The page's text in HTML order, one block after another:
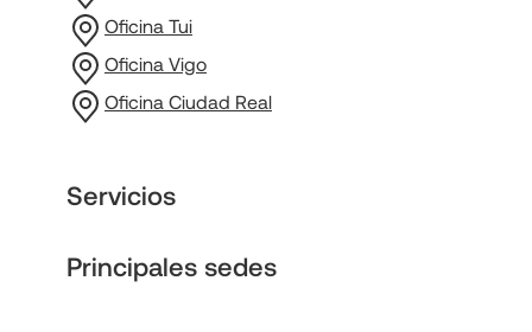
Oficina Tui
Oficina Vigo
Oficina Ciudad Real
Servicios
Principales sedes